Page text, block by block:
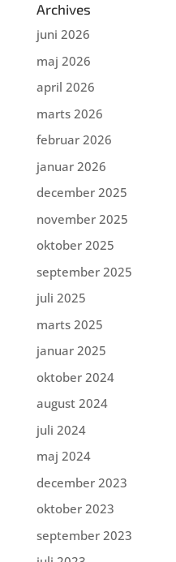
Archives
juni 2026
maj 2026
april 2026
marts 2026
februar 2026
januar 2026
december 2025
november 2025
oktober 2025
september 2025
juli 2025
marts 2025
januar 2025
oktober 2024
august 2024
juli 2024
maj 2024
december 2023
oktober 2023
september 2023